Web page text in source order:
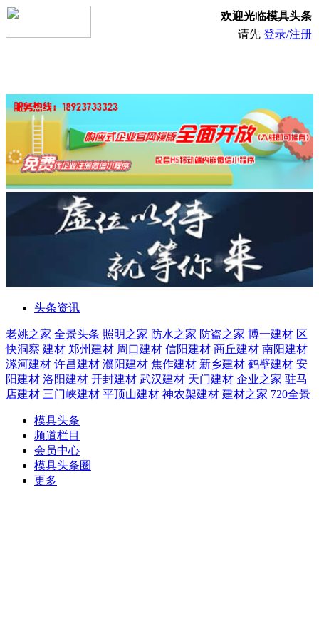
欢迎光临模具头条
请先 登录/注册
头条资讯
老姚之家 全景头条 照明之家 防水之家 防盗之家 博一建材 区
快洞察 建材 郑州建材 周口建材 信阳建材 商丘建材 南阳建材
漯河建材 许昌建材 濮阳建材 焦作建材 新乡建材 鹤壁建材 安
阳建材 洛阳建材 开封建材 武汉建材 天门建材 企业之家 驻马
店建材 三门峡建材 平顶山建材 神农架建材 建材之家 720全景
模具头条
频道栏目
会员中心
模具头条圈
更多